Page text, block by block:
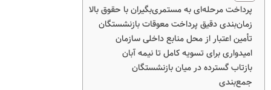
پرداخت مرحله‌ای به مستمری‌بگیران با حقوق بالا
زمان‌بندی دقیق پرداخت معوقات بازنشستگان
تأمین اعتبار از محل منابع داخلی سازمان
امیدواری برای تسویه کامل تا نیمه آبان
بازتاب گسترده در میان بازنشستگان
جمع‌بندی